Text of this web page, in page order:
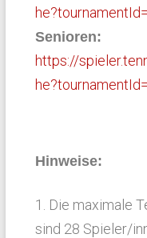
Senioren:
https://
Hinweise:
1. Die maximale
sind 28 Spieler/